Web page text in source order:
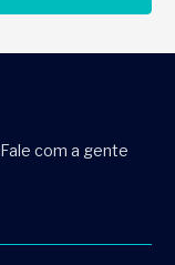
Fale com a gente